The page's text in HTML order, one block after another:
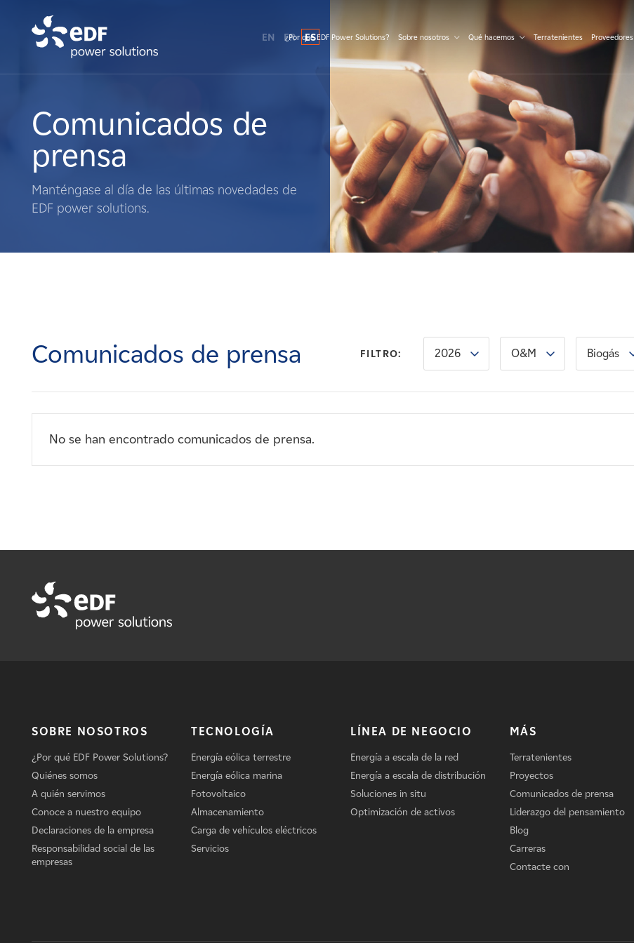
Qué hacemos
Terratenientes
Noticias
EN FR ES
¿Por qué EDF Power Solutions? Sobre nosotros Qué hacemos Terratenientes Proveedores
Comunicados de
prensa
Manténgase al día de las últimas novedades de
EDF power solutions.
Comunicados de prensa FILTRO: 2026 O&M Biogás
No se han encontrado comunicados de prensa.
SOBRE NOSOTROS
¿Por qué EDF Power Solutions?
Quiénes somos
A quién servimos
Conoce a nuestro equipo
Declaraciones de la empresa
Responsabilidad social de las
empresas
TECNOLOGÍA
Energía eólica terrestre
Energía eólica marina
Fotovoltaico
Almacenamiento
Carga de vehículos eléctricos
Servicios
LÍNEA DE NEGOCIO
Energía a escala de la red
Energía a escala de distribución
Soluciones in situ
Optimización de activos
MÁS
Terratenientes
Proyectos
Comunicados de prensa
Liderazgo del pensamiento
Blog
Carreras
Contacte con